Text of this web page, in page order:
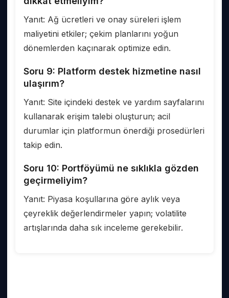
Yanıt: Ağ ücretleri ve onay süreleri işlem
maliyetini etkiler; çekim planlarını yoğun
dönemlerden kaçınarak optimize edin.
Soru 9: Platform destek hizmetine nasıl
ulaşırım?
Yanıt: Site içindeki destek ve yardım sayfalarını
kullanarak erişim talebi oluşturun; acil
durumlar için platformun önerdiği prosedürleri
takip edin.
Soru 10: Portföyümü ne sıklıkla gözden
geçirmeliyim?
Yanıt: Piyasa koşullarına göre aylık veya
çeyreklik değerlendirmeler yapın; volatilite
artışlarında daha sık inceleme gerekebilir.